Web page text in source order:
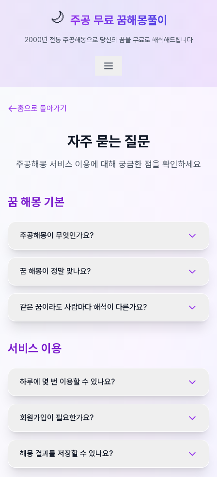
🌙 주공 무료 꿈해몽풀이
2000년 전통 주공해몽으로 당신의 꿈을 무료로 해석해드립니다
홈으로 돌아가기
자주 묻는 질문
주공해몽 서비스 이용에 대해 궁금한 점을 확인하세요
꿈 해몽 기본
주공해몽이 무엇인가요?
꿈 해몽이 정말 맞나요?
같은 꿈이라도 사람마다 해석이 다른가요?
서비스 이용
하루에 몇 번 이용할 수 있나요?
회원가입이 필요한가요?
해몽 결과를 저장할 수 있나요?